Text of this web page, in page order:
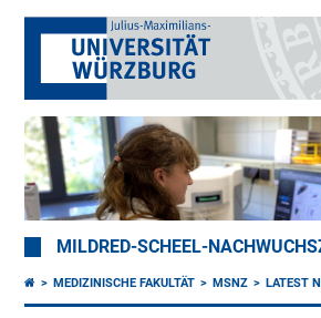
MILDRED-SCHEEL-
MEDIZINISCHE FAKULTÄT MSNZ LATEST